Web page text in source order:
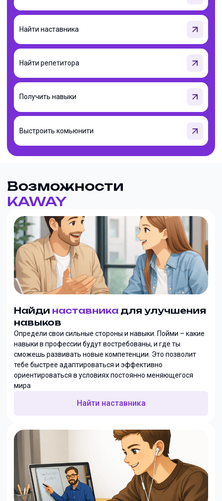
Найти наставника
Найти репетитора
Получить навыки
Выстроить комьюнити
Возможности
KAWAY
Найди наставника для улучшения
навыков
Определи свои сильные стороны и навыки. Пойми – какие
навыки в профессии будут востребованы, и где ты
сможешь развивать новые компетенции. Это позволит
тебе быстрее адаптироваться и эффективно
ориентироваться в условиях постоянно меняющегося
мира
Найти наставника